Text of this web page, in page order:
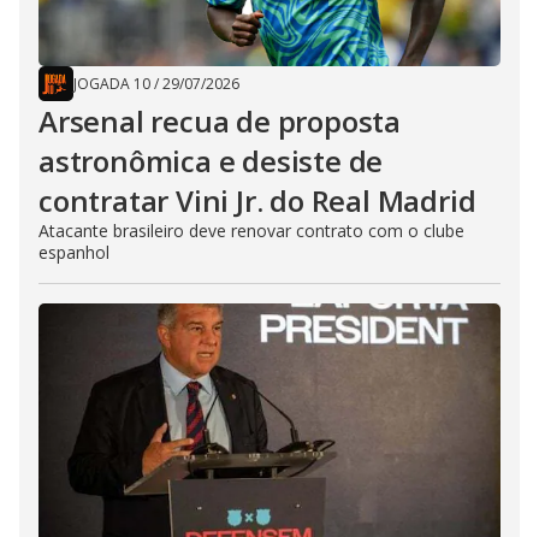
JOGADA 10/29/07/2026
Arsenal recua de proposta
astronômica e desiste de
contratar Vini Jr. do Real Madrid
Atacante brasileiro deve renovar contrato com o clube
espanhol